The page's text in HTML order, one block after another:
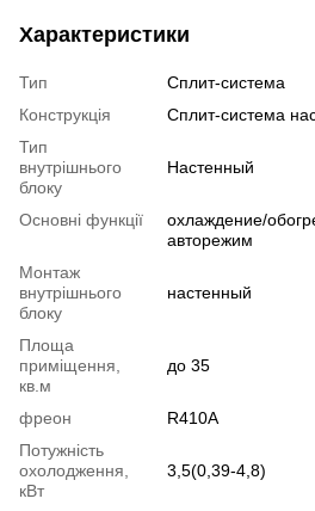
Характеристики
Тип
Сплит-система
Конструкція
Cплит-система
Тип
внутрішнього
блоку
Настенный
Основні функції
охлаждение/
авторежим
Монтаж
внутрішнього
блоку
настенный
Площа
приміщення,
кв.м
до 35
фреон
R410A
Потужність
охолодження,
кВт
3,5(0,39-4,8)